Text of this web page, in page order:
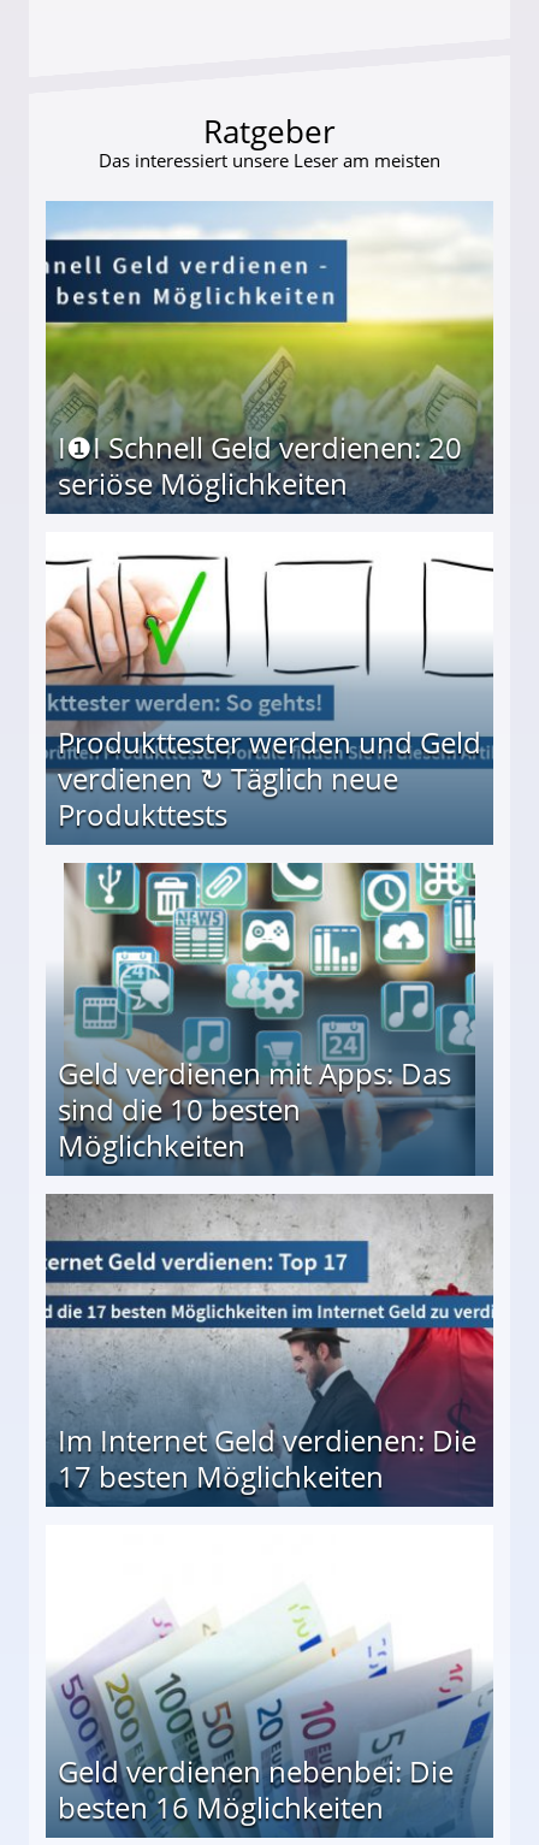
Ratgeber
Das interessiert unsere Leser am meisten
I❶I Schnell Geld verdienen: 20
seriöse Möglichkeiten
Produkttester werden und Geld
verdienen ↻ Täglich neue
Produkttests
↻ Täglich neue Produkttests
Geld verdienen mit Apps: Das
sind die 10 besten
Möglichkeiten
besten Möglichkeiten
Im Internet Geld verdienen: Die
17 besten Möglichkeiten
Geld verdienen nebenbei: Die
besten 16 Möglichkeiten